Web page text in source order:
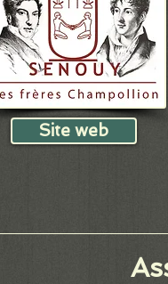
Site web